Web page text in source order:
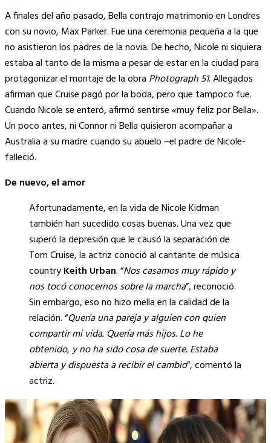
A finales del año pasado, Bella contrajo matrimonio en Londres
con su novio, Max Parker. Fue una ceremonia pequeña a la que
no asistieron los padres de la novia. De hecho, Nicole ni siquiera
estaba al tanto de la misma a pesar de estar en la ciudad para
protagonizar el montaje de la obra Photograph 51. Allegados
afirman que Cruise pagó por la boda, pero que tampoco fue.
Cuando Nicole se enteró, afirmó sentirse «muy feliz por Bella».
Un poco antes, ni Connor ni Bella quisieron acompañar a
Australia a su madre cuando su abuelo –el padre de Nicole-
falleció.
De nuevo, el amor
Afortunadamente, en la vida de Nicole Kidman
también han sucedido cosas buenas. Una vez que
superó la depresión que le causó la separación de
Tom Cruise, la actriz conoció al cantante de música
countryKeith Urban. “Nos casamos muy rápido y
nos tocó conocernos sobre la marcha”, reconoció.
Sin embargo, eso no hizo mella en la calidad de la
relación. “Quería una pareja y alguien con quien
compartir mi vida. Quería más hijos. Lo he
obtenido, y no ha sido cosa de suerte. Estaba
abierta y dispuesta a recibir el cambio”, comentó la
actriz.